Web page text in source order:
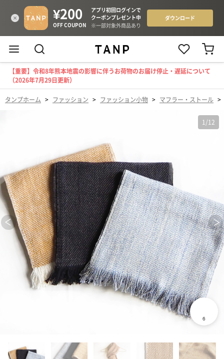
【重要】令和8年熊本地震の影響に伴うお荷物のお届け停止・遅延について
（2026年7月29日更新）
タンプホーム > ファッション > ファッション小物 > マフラー・ストール >
1 /12